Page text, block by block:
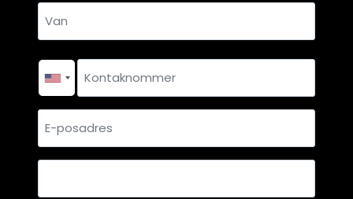
Naam
Kontaknommer
posadres